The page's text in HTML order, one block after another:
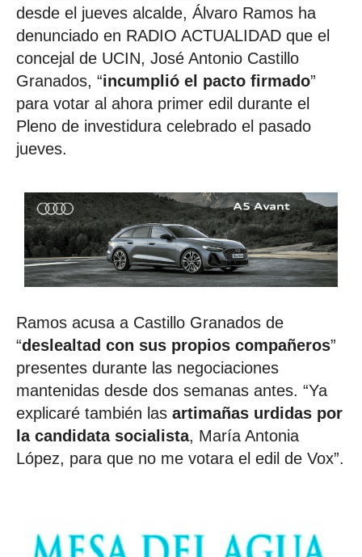
desde el jueves alcalde, Álvaro Ramos ha
denunciado en RADIO ACTUALIDAD que el
concejal de UCIN, José Antonio Castillo
Granados, “incumplió el pacto firmado”
para votar al ahora primer edil durante el
Pleno de investidura celebrado el pasado
jueves.
Ramos acusa a Castillo Granados de
“deslealtad con sus propios compañeros”
presentes durante las negociaciones
mantenidas desde dos semanas antes. “Ya
explicaré también las artimañas urdidas por
la candidata socialista, María Antonia
López, para que no me votara el edil de Vox”.